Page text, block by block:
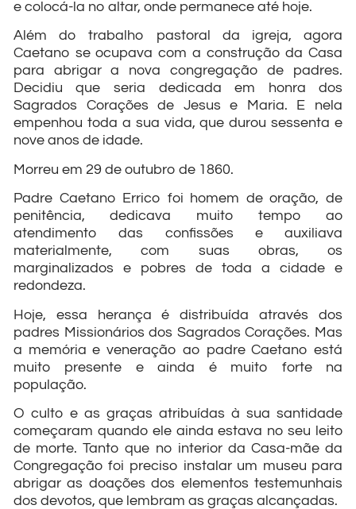
e colocá-la no altar, onde permanece até hoje.
Além do trabalho pastoral da igreja, agora
Caetano se ocupava com a construção da Casa
para abrigar a nova congregação de padres.
Decidiu que seria dedicada em honra dos
Sagrados Corações de Jesus e Maria. E nela
empenhou toda a sua vida, que durou sessenta e
nove anos de idade.
Morreu em 29 de outubro de 1860.
Padre Caetano Errico foi homem de oração, de
penitência, dedicava muito tempo ao
atendimento das confissões e auxiliava
materialmente, com suas obras, os
marginalizados e pobres de toda a cidade e
redondeza.
Hoje, essa herança é distribuída através dos
padres Missionários dos Sagrados Corações. Mas
a memória e veneração ao padre Caetano está
muito presente e ainda é muito forte na
população.
O culto e as graças atribuídas à sua santidade
começaram quando ele ainda estava no seu leito
de morte. Tanto que no interior da Casa-mãe da
Congregação foi preciso instalar um museu para
abrigar as doações dos elementos testemunhais
dos devotos, que lembram as graças alcançadas.